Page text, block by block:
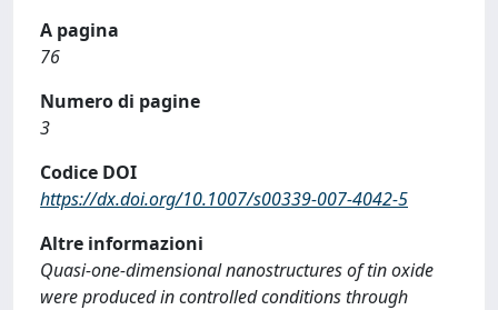
A pagina
76
Numero di pagine
3
Codice DOI
https://dx.doi.org/10.1007/s00339-007-4042-5
Altre informazioni
Quasi-one-dimensional nanostructures of tin oxide
were produced in controlled conditions through